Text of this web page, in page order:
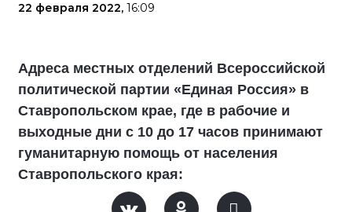
22 февраля 2022, 16:09
Адреса местных отделений Всероссийской
политической партии «Единая Россия» в
Ставропольском крае, где в рабочие и
выходные дни с 10 до 17 часов принимают
гуманитарную помощь от населения
Ставропольского края: